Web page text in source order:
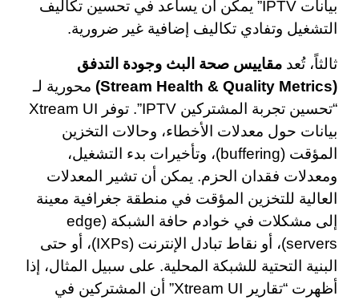
بيانات IPTV” يمكن أن يساعد في تحسين تكاليف
التشغيل وتفادي تكاليف إضافية غير ضرورية.
ثالثاً، تُعد مقاييس صحة البث وجودة التدفق
(Stream Health & Quality Metrics)
محورية لـ
“تحسين تجربة المشتركين IPTV”. توفر Xtream UI
بيانات حول معدلات الأخطاء، وحالات التخزين
المؤقت (buffering)، وتأخيرات بدء التشغيل،
ومعدلات فقدان الحزم. يمكن أن تشير المعدلات
العالية للتخزين المؤقت في منطقة جغرافية معينة
إلى مشكلات في خوادم حافة الشبكة (edge
servers)، أو نقاط تبادل الإنترنت (IXPs)، أو حتى
البنية التحتية للشبكة المحلية. على سبيل المثال، إذا
أظهرت “تقارير Xtream UI” أن المشتركين في